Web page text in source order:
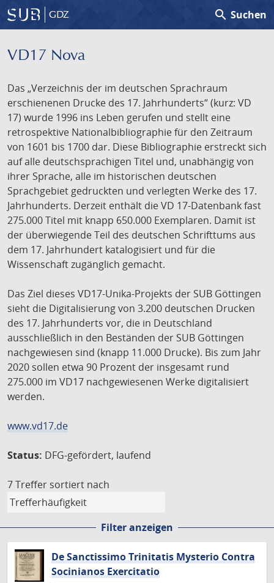
GDZ search Suchen
VD17 Nova
Das „Verzeichnis der im deutschen Sprachraum
erschienenen Drucke des 17. Jahrhunderts“ (kurz: VD
17) wurde 1996 ins Leben gerufen und stellt eine
retrospektive Nationalbibliographie für den Zeitraum
von 1601 bis 1700 dar. Diese Bibliographie erstreckt sich
auf alle deutschsprachigen Titel und, unabhängig von
ihrer Sprache, alle im historischen deutschen
Sprachgebiet gedruckten und verlegten Werke des 17.
Jahrhunderts. Derzeit enthält die VD 17-Datenbank fast
275.000 Titel mit knapp 650.000 Exemplaren. Damit ist
der überwiegende Teil des deutschen Schrifttums aus
dem 17. Jahrhundert katalogisiert und für die
Wissenschaft zugänglich gemacht.
Das Ziel dieses VD17-Unika-Projekts der SUB Göttingen
sieht die Digitalisierung von 3.200 deutschen Drucken
des 17. Jahrhunderts vor, die in Deutschland
ausschließlich in den Beständen der SUB Göttingen
nachgewiesen sind (knapp 11.000 Drucke). Bis zum Jahr
2020 sollen etwa 90 Prozent der insgesamt rund
275.000 im VD17 nachgewiesenen Werke digitalisiert
werden.
www.vd17.de
Status: DFG-gefördert, laufend
7 Treffer sortiert nach
Filter anzeigen
De Sanctissimo Trinitatis Mysterio Contra
Socinianos Exercitatio